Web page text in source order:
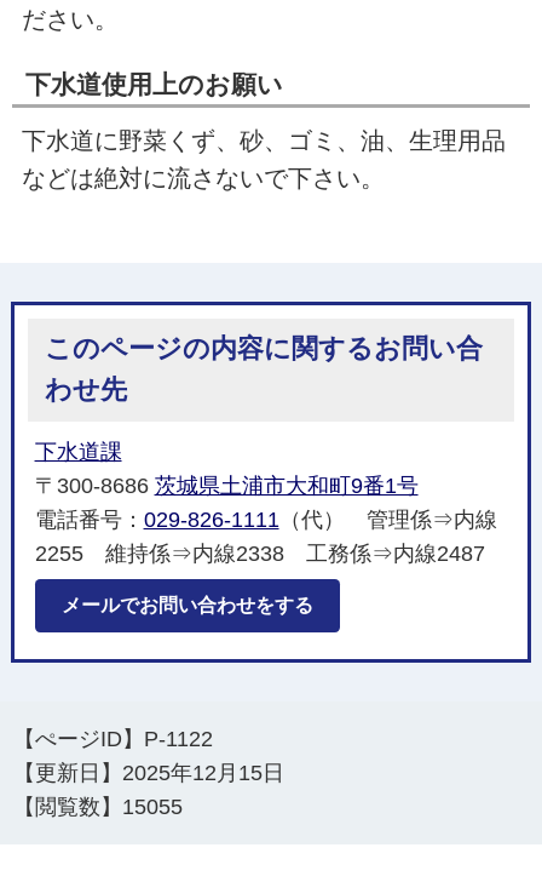
ださい。
下水道使用上のお願い
下水道に野菜くず、砂、ゴミ、油、生理用品
などは絶対に流さないで下さい。
このページの内容に関するお問い合
わせ先
下水道課
〒300-8686 茨城県土浦市大和町9番1号
電話番号： 029-826-1111 （代） 管理係⇒内線
2255 維持係⇒内線2338 工務係⇒内線2487
メールでお問い合わせをする
【ぺージID】 P-1122
【更新日】 2025年12月15日
【閲覧数】 15055